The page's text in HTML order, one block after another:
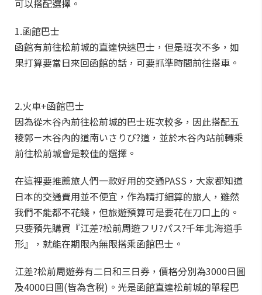
可以搭配選擇。
1.函館巴士
函館有前往松前城的直達快速巴士，但是班次不多，如
果打算要當日來回函館的話，可要抓準時間前往搭車。
2.火車+函館巴士
因為從木谷內前往松前城的巴士班次較多，因此搭配五
稜郭－木谷內的道南いさりび?道，並於木谷內站前轉乘
前往松前城會是較佳的選擇。
在這裡要推薦旅人們一款好用的交通PASS，大家都知道
日本的交通費用並不便宜，作為精打細算的旅人，雖然
我們不能都不花錢，但旅遊預算可是要花在刀口上的。
只要預先購買『江差?松前周遊フリ?パス?千年北海道手
形』，就能在期限內無限搭乘函館巴士。
江差?松前周遊券有二日和三日券，價格分別為3000日圓
及4000日圓(皆為含稅)。光是函館直達松前城的單程巴